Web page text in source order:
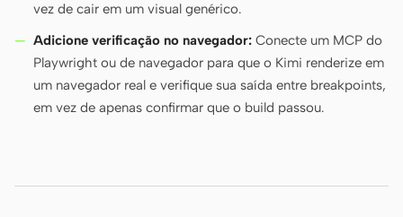
vez de cair em um visual genérico.
Adicione verificação no navegador: Conecte um MCP do
Playwright ou de navegador para que o Kimi renderize em
um navegador real e verifique sua saída entre breakpoints,
em vez de apenas confirmar que o build passou.